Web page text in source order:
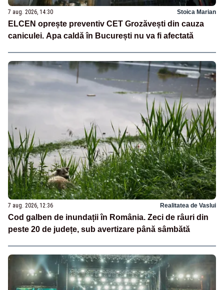
7 aug. 2026, 14:30 Stoica Marian
ELCEN oprește preventiv CET Grozăvești din cauza
caniculei. Apa caldă în București nu va fi afectată
7 aug. 2026, 12:36 Realitatea de Vaslui
Cod galben de inundații în România. Zeci de râuri din
peste 20 de județe, sub avertizare până sâmbătă